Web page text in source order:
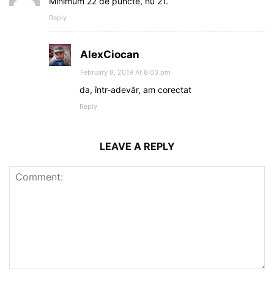
Reply
AlexCiocan
February 8, 2019 At 8:03 pm
da, într-adevăr, am corectat
Reply
LEAVE A REPLY